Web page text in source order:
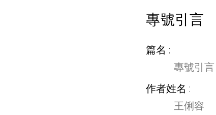
專號引言
篇名
專號引言
作者姓名
王俐容